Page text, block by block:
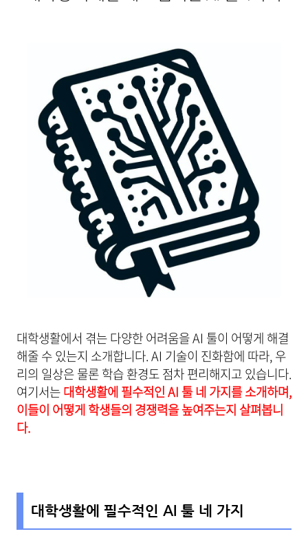
대학생활에서 겪는 다양한 어려움을 AI 툴이 어떻게 해결
해줄 수 있는지 소개합니다. AI 기술이 진화함에 따라, 우
리의 일상은 물론 학습 환경도 점차 편리해지고 있습니다.
여기서는대학생활에 필수적인 AI 툴 네 가지를 소개하며,
이들이 어떻게 학생들의 경쟁력을 높여주는지 살펴봅니
다.
대학생활에 필수적인 AI 툴 네 가지